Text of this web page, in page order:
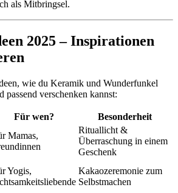
als Mitbringsel.
2025 – Inspirationen
wie du Keramik und Wunderfunkel
verschenken kannst:
Für wen?
Besonderheit
Mamas,
Rituallicht &
Überraschung in einem
Geschenk
Yogis,
Kakaozeremonie zum
Selbstmachen